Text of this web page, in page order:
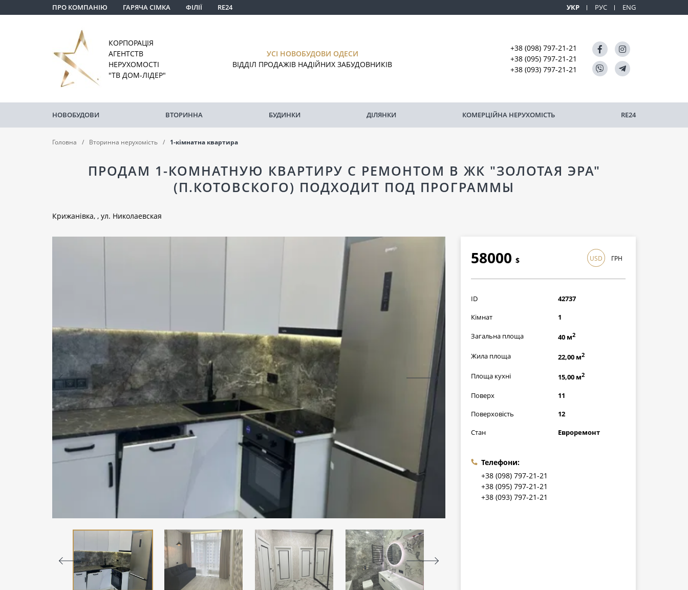
ПРО КОМПАНІЮ ГАРЯЧА СІМКА ФІЛІЇ RE24 УКР РУС ENG
КОРПОРАЦІЯ
АГЕНТСТВ
НЕРУХОМОСТІ
"ТВ ДОМ-ЛІДЕР"
УСІ НОВОБУДОВИ ОДЕСИ
ВІДДІЛ ПРОДАЖІВ НАДІЙНИХ ЗАБУДОВНИКІВ
+38 (098) 797-21-21
+38 (095) 797-21-21
+38 (093) 797-21-21
НОВОБУДОВИ ВТОРИННА БУДИНКИ ДІЛЯНКИ КОМЕРЦІЙНА НЕРУХОМІСТЬ RE24
Головна Вторинна нерухомість 1-кімнатна квартира
ПРОДАМ 1-КОМНАТНУЮ КВАРТИРУ С РЕМОНТОМ В ЖК "ЗОЛОТАЯ ЭРА"
(П.КОТОВСКОГО) ПОДХОДИТ ПОД ПРОГРАММЫ
Крижанівка, , ул. Николаевская
58000 $
1682000грн
USD ГРН
ID
42737
Кімнат
1
Загальна площа 40 м2
Жила площа 22,00 м2
Площа кухні 15,00 м2
Поверх
11
Поверховість
12
Стан
Евроремонт
Телефони:
+38 (098) 797-21-21
+38 (095) 797-21-21
+38 (093) 797-21-21